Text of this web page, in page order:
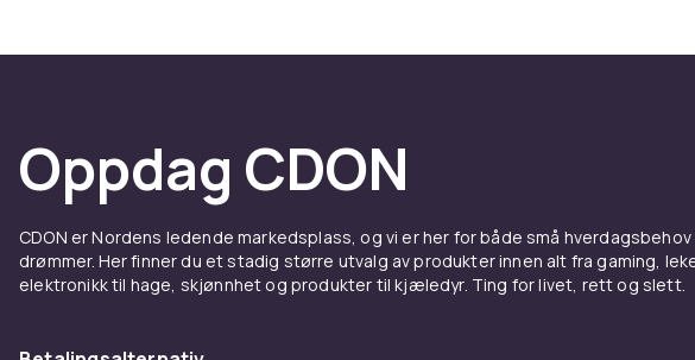
Oppdag CDON
CDON er Nordens ledende markedsplass, og vi er her for både små
drømmer. Her finner du et stadig større utvalg av produkter innen alt fra gaming,
elektronikk til hage, skjønnhet og produkter til kjæledyr. Ting for livet, rett og slett.